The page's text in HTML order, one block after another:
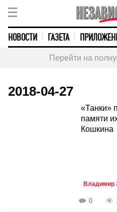
НОВОСТИ ГАЗЕТА
Перейти на
2018-04-27
«Танки»
памяти
Кошкина
Владимир
0